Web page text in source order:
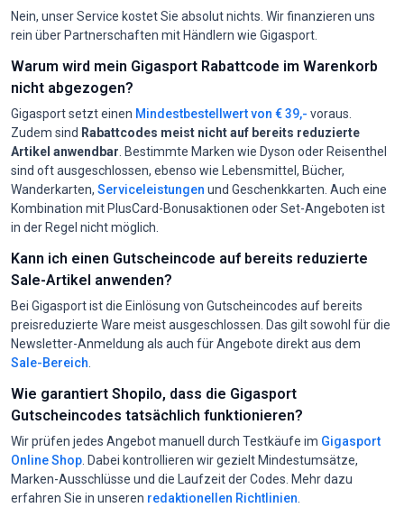
Nein, unser Service kostet Sie absolut nichts. Wir finanzieren uns
rein über Partnerschaften mit Händlern wie Gigasport.
Warum wird mein Gigasport Rabattcode im Warenkorb
nicht abgezogen?
Gigasport setzt einen Mindestbestellwert von € 39,- voraus.
Zudem sind Rabattcodes meist nicht auf bereits reduzierte
Artikel anwendbar . Bestimmte Marken wie Dyson oder Reisenthel
sind oft ausgeschlossen, ebenso wie Lebensmittel, Bücher,
Wanderkarten, Serviceleistungen und Geschenkkarten. Auch eine
Kombination mit PlusCard-Bonusaktionen oder Set-Angeboten ist
in der Regel nicht möglich.
Kann ich einen Gutscheincode auf bereits reduzierte
Sale-Artikel anwenden?
Bei Gigasport ist die Einlösung von Gutscheincodes auf bereits
preisreduzierte Ware meist ausgeschlossen. Das gilt sowohl für die
Newsletter-Anmeldung als auch für Angebote direkt aus dem
Sale-Bereich
Wie garantiert Shopilo, dass die Gigasport
Gutscheincodes tatsächlich funktionieren?
Wir prüfen jedes Angebot manuell durch Testkäufe im Gigasport
Online Shop . Dabei kontrollieren wir gezielt Mindestumsätze,
Marken-Ausschlüsse und die Laufzeit der Codes. Mehr dazu
erfahren Sie in unseren redaktionellen Richtlinien